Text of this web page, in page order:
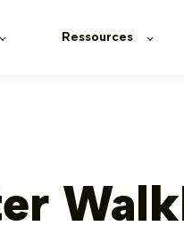
Ressources